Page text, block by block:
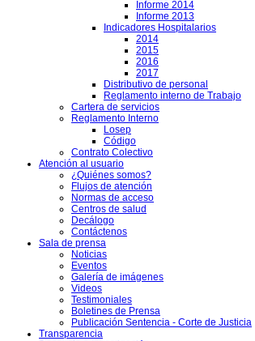
Informe 2014
Informe 2013
Indicadores Hospitalarios
2014
2015
2016
2017
Distributivo de personal
Reglamento interno de Trabajo
Cartera de servicios
Reglamento Interno
Losep
Código
Contrato Colectivo
Atención al usuario
¿Quiénes somos?
Flujos de atención
Normas de acceso
Centros de salud
Decálogo
Contáctenos
Sala de prensa
Noticias
Eventos
Galería de imágenes
Videos
Testimoniales
Boletines de Prensa
Publicación Sentencia - Corte de Justicia
Transparencia